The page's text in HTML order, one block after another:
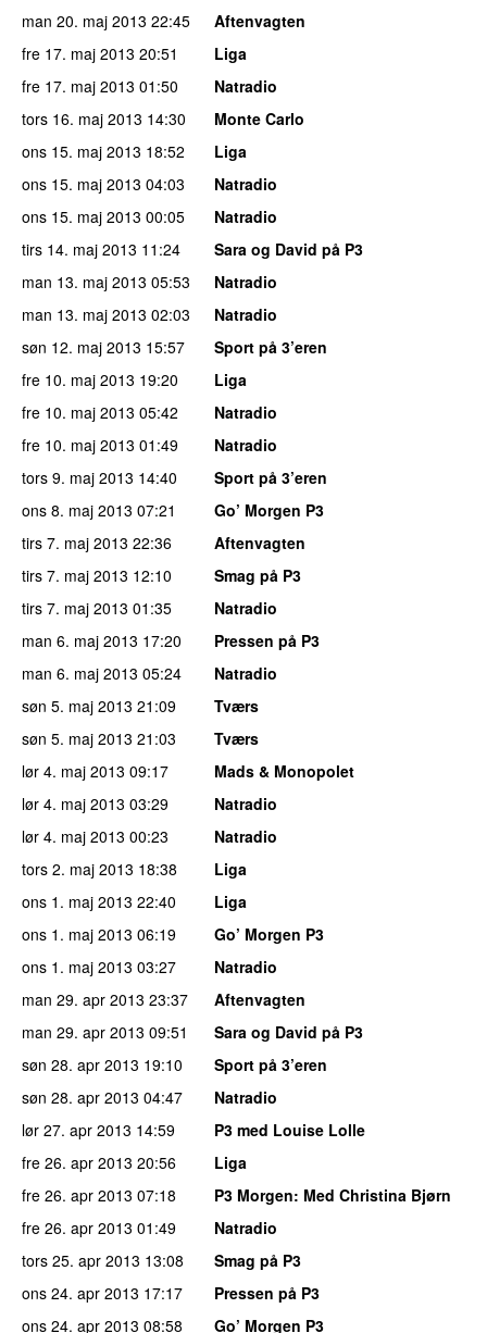
man 20. maj 2013 22:45
Aftenvagten
fre 17. maj 2013 20:51
Liga
fre 17. maj 2013 01:50
Natradio
tors 16. maj 2013 14:30
Monte Carlo
ons 15. maj 2013 18:52
Liga
ons 15. maj 2013 04:03
Natradio
ons 15. maj 2013 00:05
Natradio
tirs 14. maj 2013 11:24
Sara og David på P3
man 13. maj 2013 05:53
Natradio
man 13. maj 2013 02:03
Natradio
søn 12. maj 2013 15:57
Sport på 3’eren
fre 10. maj 2013 19:20
Liga
fre 10. maj 2013 05:42
Natradio
fre 10. maj 2013 01:49
Natradio
tors 9. maj 2013 14:40
Sport på 3’eren
ons 8. maj 2013 07:21
Go’ Morgen P3
tirs 7. maj 2013 22:36
Aftenvagten
tirs 7. maj 2013 12:10
Smag på P3
tirs 7. maj 2013 01:35
Natradio
man 6. maj 2013 17:20
Pressen på P3
man 6. maj 2013 05:24
Natradio
søn 5. maj 2013 21:09
Tværs
søn 5. maj 2013 21:03
Tværs
lør 4. maj 2013 09:17
Mads & Monopolet
lør 4. maj 2013 03:29
Natradio
lør 4. maj 2013 00:23
Natradio
tors 2. maj 2013 18:38
Liga
ons 1. maj 2013 22:40
Liga
ons 1. maj 2013 06:19
Go’ Morgen P3
ons 1. maj 2013 03:27
Natradio
man 29. apr 2013 23:37
Aftenvagten
man 29. apr 2013 09:51
Sara og David på P3
søn 28. apr 2013 19:10
Sport på 3’eren
søn 28. apr 2013 04:47
Natradio
lør 27. apr 2013 14:59
P3 med Louise Lolle
fre 26. apr 2013 20:56
Liga
fre 26. apr 2013 07:18 P3 Morgen: Med Christina Bjørn
fre 26. apr 2013 01:49
Natradio
tors 25. apr 2013 13:08
Smag på P3
ons 24. apr 2013 17:17
Pressen på P3
ons 24. apr 2013 08:58
Go’ Morgen P3